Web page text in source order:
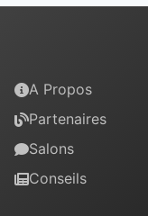
A Propos
Partenaires
Salons
Conseils